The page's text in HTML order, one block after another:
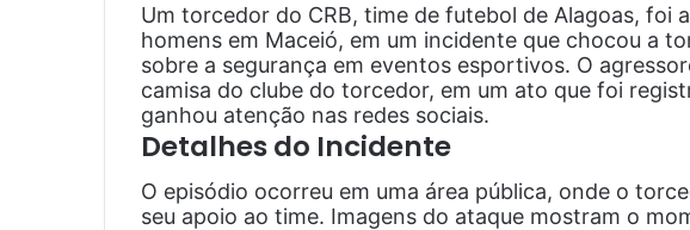
Um torcedor do CRB, time de futebol de Alagoas, foi
homens em Maceió, em um incidente que chocou a
sobre a segurança em eventos esportivos. O
camisa do clube do torcedor, em um ato que foi
ganhou atenção nas redes sociais.
Detalhes do Incidente
O episódio ocorreu em uma área pública, onde o
seu apoio ao time. Imagens do ataque mostram o